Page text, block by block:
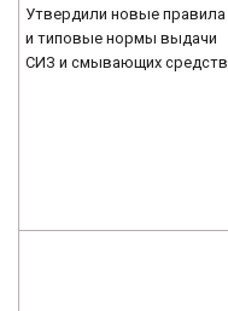
Утвердили новые правила
и типовые нормы выдачи
СИЗ и смывающих средств